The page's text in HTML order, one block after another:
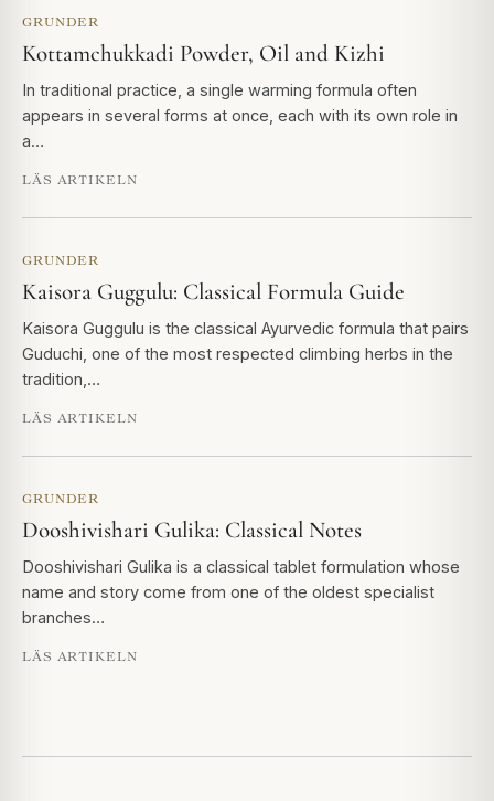
GRUNDER
Kottamchukkadi Powder, Oil and Kizhi
In traditional practice, a single warming formula often
appears in several forms at once, each with its own role in
a…
LÄS ARTIKELN
GRUNDER
Kaisora Guggulu: Classical Formula Guide
Kaisora Guggulu is the classical Ayurvedic formula that pairs
Guduchi, one of the most respected climbing herbs in the
tradition,…
LÄS ARTIKELN
GRUNDER
Dooshivishari Gulika: Classical Notes
Dooshivishari Gulika is a classical tablet formulation whose
name and story come from one of the oldest specialist
branches…
LÄS ARTIKELN